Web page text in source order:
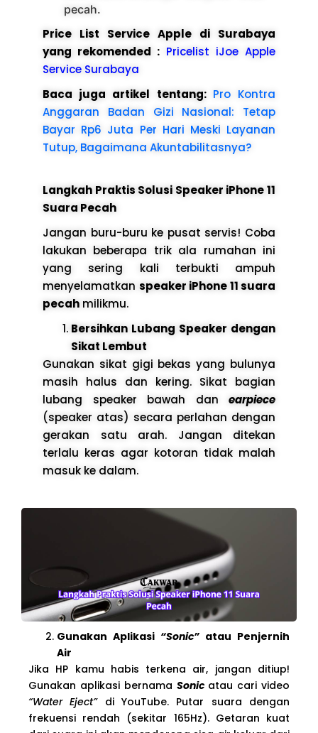
pecah.
Price List Service Apple di Surabaya
yang rekomended : Pricelist iJoe Apple
Service Surabaya
Baca juga artikel tentang: Pro Kontra
Anggaran Badan Gizi Nasional: Tetap
Bayar Rp6 Juta Per Hari Meski Layanan
Tutup, Bagaimana Akuntabilitasnya?
Langkah Praktis Solusi Speaker iPhone 11
Suara Pecah
Jangan buru-buru ke pusat servis! Coba
lakukan beberapa trik ala rumahan ini
yang sering kali terbukti ampuh
menyelamatkan speaker iPhone 11 suara
pecah milikmu.
Bersihkan Lubang Speaker dengan
Sikat Lembut
Gunakan sikat gigi bekas yang bulunya
masih halus dan kering. Sikat bagian
lubang speaker bawah dan earpiece
(speaker atas) secara perlahan dengan
gerakan satu arah. Jangan ditekan
terlalu keras agar kotoran tidak malah
masuk ke dalam.
Gunakan Aplikasi “Sonic” atau Penjernih
Air
Jika HP kamu habis terkena air, jangan ditiup!
Gunakan aplikasi bernama Sonicatau cari video
“Water Eject”di YouTube. Putar suara dengan
frekuensi rendah (sekitar 165Hz). Getaran kuat